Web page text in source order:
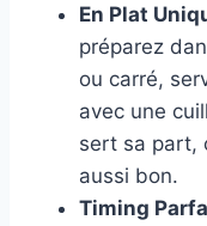
En Plat
préparez
ou carré,
avec une
sert sa part,
aussi bon.
Timing